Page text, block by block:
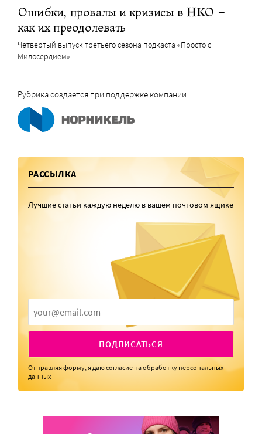
Ошибки, провалы и кризисы в НКО –
как их преодолевать
Четвертый выпуск третьего сезона подкаста «Просто с
Милосердием»
Рубрика создается при поддержке компании
РАССЫЛКА
Лучшие статьи каждую неделю в вашем почтовом ящике
ПОДПИСАТЬСЯ
Отправляя форму, я даюсогласие на обработку персональных
данных